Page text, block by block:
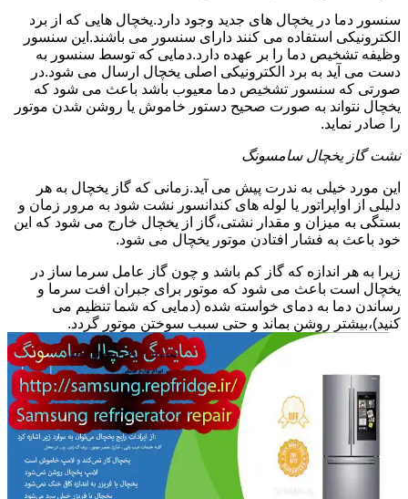
سنسور دما در یخچال های جدید وجود دارد.یخچال هایی که از برد
الکترونیکی استفاده می کنند دارای سنسور می باشند.این سنسور
وظیفه تشخیص دما را بر عهده دارد.دمایی که توسط سنسور به
دست می آید به برد الکترونیکی اصلی یخچال ارسال می شود.در
صورتی که سنسور تشخیص دما معیوب باشد باعث می شود که
یخچال نتواند به صورت صحیح دستور خاموش یا روشن شدن موتور
را صادر نماید.
نشت گاز یخچال سامسونگ
این مورد خیلی به ندرت پیش می آید.زمانی که گاز یخچال به هر
دلیلی از اواپراتور یا لوله های کندانسور نشت شود به مرور زمان و
بستگی به میزان و مقدار نشتی،گاز از یخچال خارج می شود که این
خود باعث به فشار افتادن موتور یخچال می شود.
زیرا به هر اندازه که گاز کم باشد و چون گاز عامل سرما ساز در
یخچال است باعث می شود که موتور برای جبران افت سرما و
رساندن دما به دمای خواسته شده (دمایی که شما تنظیم می
کنید)،بیشتر روشن بماند و حتی سبب سوختن موتور گردد.